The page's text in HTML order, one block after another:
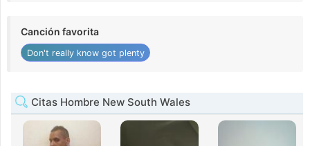
Canción favorita
Don't really know got plenty
Citas Hombre New South Wales